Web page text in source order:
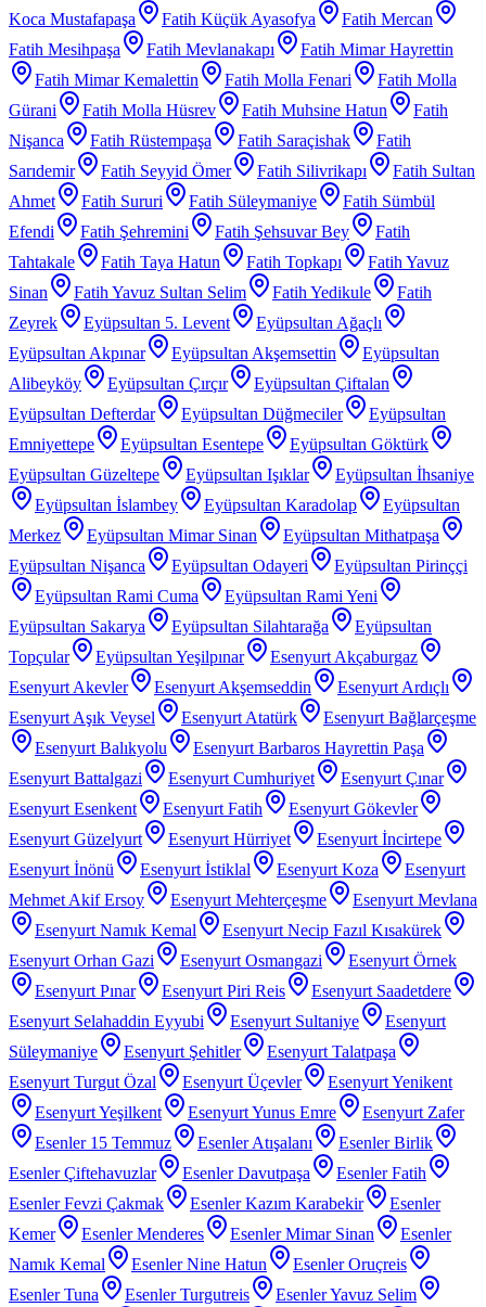
Koca Mustafapaşa Fatih Küçük Ayasofya
Fatih Mercan
Fatih Mesihpaşa
Fatih Mevlanakapı
Fatih Mimar Hayrettin
Fatih Mimar Kemalettin
Fatih Molla Fenari
Fatih Molla
Gürani
Fatih Molla Hüsrev Fatih Muhsine Hatun
Fatih
Nişanca
Fatih Rüstempaşa Fatih Saraçishak
Fatih
Sarıdemir
Fatih Seyyid Ömer Fatih Silivrikapı
Fatih Sultan
Ahmet
Fatih Sururi Fatih Süleymaniye
Fatih Sümbül
Efendi
Fatih Şehremini Fatih Şehsuvar Bey
Fatih
Tahtakale
Fatih Taya Hatun Fatih Topkapı
Fatih Yavuz
Sinan
Fatih Yavuz Sultan Selim Fatih Yedikule
Fatih
Zeyrek
Eyüpsultan 5. Levent
Eyüpsultan Ağaçlı
Eyüpsultan Akpınar
Eyüpsultan Akşemsettin
Eyüpsultan
Alibeyköy
Eyüpsultan Çırçır
Eyüpsultan Çiftalan
Eyüpsultan Defterdar
Eyüpsultan Düğmeciler
Eyüpsultan
Emniyettepe
Eyüpsultan Esentepe
Eyüpsultan Göktürk
Eyüpsultan Güzeltepe
Eyüpsultan Işıklar
Eyüpsultan İhsaniye
Eyüpsultan İslambey
Eyüpsultan Karadolap
Eyüpsultan
Merkez
Eyüpsultan Mimar Sinan
Eyüpsultan Mithatpaşa
Eyüpsultan Nişanca
Eyüpsultan Odayeri
Eyüpsultan Pirinççi
Eyüpsultan Rami Cuma
Eyüpsultan Rami Yeni
Eyüpsultan Sakarya
Eyüpsultan Silahtarağa
Eyüpsultan
Topçular
Eyüpsultan Yeşilpınar
Esenyurt Akçaburgaz
Esenyurt Akevler
Esenyurt Akşemseddin
Esenyurt Ardıçlı
Esenyurt Aşık Veysel
Esenyurt Atatürk
Esenyurt Bağlarçeşme
Esenyurt Balıkyolu
Esenyurt Barbaros Hayrettin Paşa
Esenyurt Battalgazi
Esenyurt Cumhuriyet
Esenyurt Çınar
Esenyurt Esenkent
Esenyurt Fatih
Esenyurt Gökevler
Esenyurt Güzelyurt
Esenyurt Hürriyet
Esenyurt İncirtepe
Esenyurt İnönü
Esenyurt İstiklal Esenyurt Koza
Esenyurt
Mehmet Akif Ersoy
Esenyurt Mehterçeşme
Esenyurt Mevlana
Esenyurt Namık Kemal
Esenyurt Necip Fazıl Kısakürek
Esenyurt Orhan Gazi
Esenyurt Osmangazi
Esenyurt Örnek
Esenyurt Pınar
Esenyurt Piri Reis
Esenyurt Saadetdere
Esenyurt Selahaddin Eyyubi
Esenyurt Sultaniye
Esenyurt
Süleymaniye
Esenyurt Şehitler
Esenyurt Talatpaşa
Esenyurt Turgut Özal
Esenyurt Üçevler
Esenyurt Yenikent
Esenyurt Yeşilkent
Esenyurt Yunus Emre
Esenyurt Zafer
Esenler 15 Temmuz
Esenler Atışalanı
Esenler Birlik
Esenler Çiftehavuzlar
Esenler Davutpaşa
Esenler Fatih
Esenler Fevzi Çakmak
Esenler Kazım Karabekir
Esenler
Kemer
Esenler Menderes Esenler Mimar Sinan
Esenler
Namık Kemal
Esenler Nine Hatun
Esenler Oruçreis
Esenler Tuna
Esenler Turgutreis
Esenler Yavuz Selim